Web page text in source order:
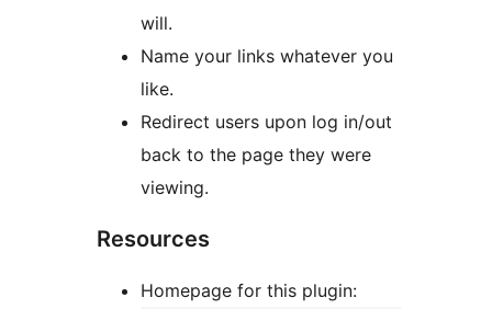
will.
Name your links whatever you
like.
Redirect users upon log in/out
back to the page they were
viewing.
Resources
Homepage for this plugin: